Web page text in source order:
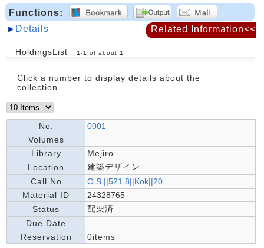
Functions:
Details
HoldingsList 1 -1 of about 1
Click a number to display details about the
collection.
No.
0001
Volumes
Library
Mejiro
Location
建築デザイン
Call No
O.S.||521.8||Kok||20
Material ID
24328765
Status
配架済
Due Date
Reservation
0items
Related Information<<